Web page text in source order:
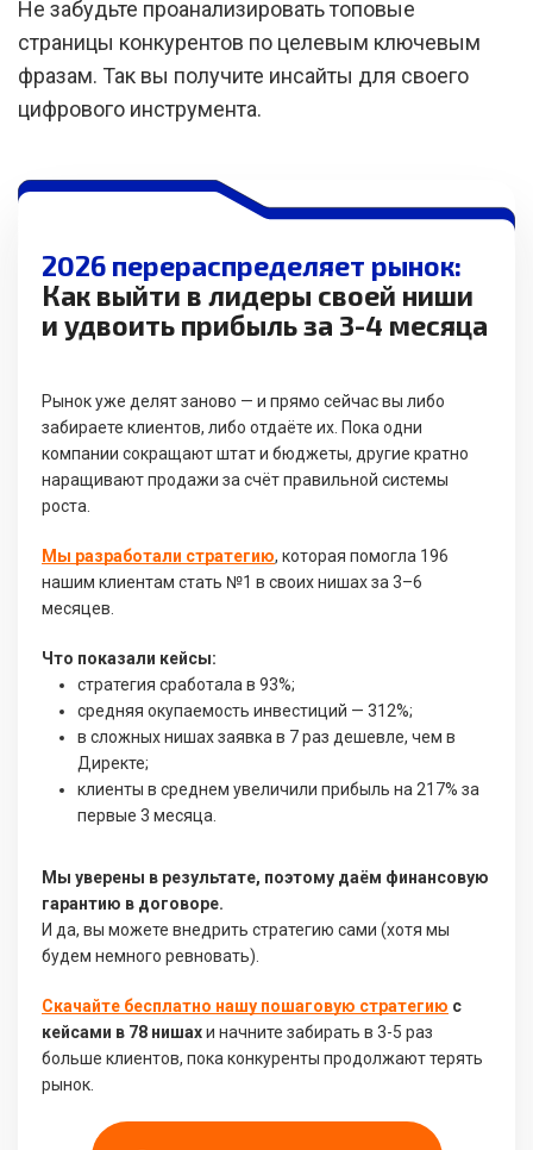
Не забудьте проанализировать топовые
страницы конкурентов по целевым ключевым
фразам. Так вы получите инсайты для своего
цифрового инструмента.
2026 перераспределяет рынок:
Как выйти в лидеры своей ниши
и удвоить прибыль за 3-4 месяца
Рынок уже делят заново — и прямо сейчас вы либо
забираете клиентов, либо отдаёте их. Пока одни
компании сокращают штат и бюджеты, другие кратно
наращивают продажи за счёт правильной системы
роста.
Мы разработали стратегию, которая помогла 196
нашим клиентам стать №1 в своих нишах за 3–6
месяцев.
Что показали кейсы:
стратегия сработала в 93%;
средняя окупаемость инвестиций — 312%;
в сложных нишах заявка в 7 раз дешевле, чем в
Директе;
клиенты в среднем увеличили прибыль на 217% за
первые 3 месяца.
Мы уверены в результате, поэтому даём финансовую
гарантию в договоре.
И да, вы можете внедрить стратегию сами (хотя мы
будем немного ревновать).
Скачайте бесплатно нашу пошаговую стратегию с
кейсами в 78 нишахи начните забирать в 3-5 раз
больше клиентов, пока конкуренты продолжают терять
рынок.